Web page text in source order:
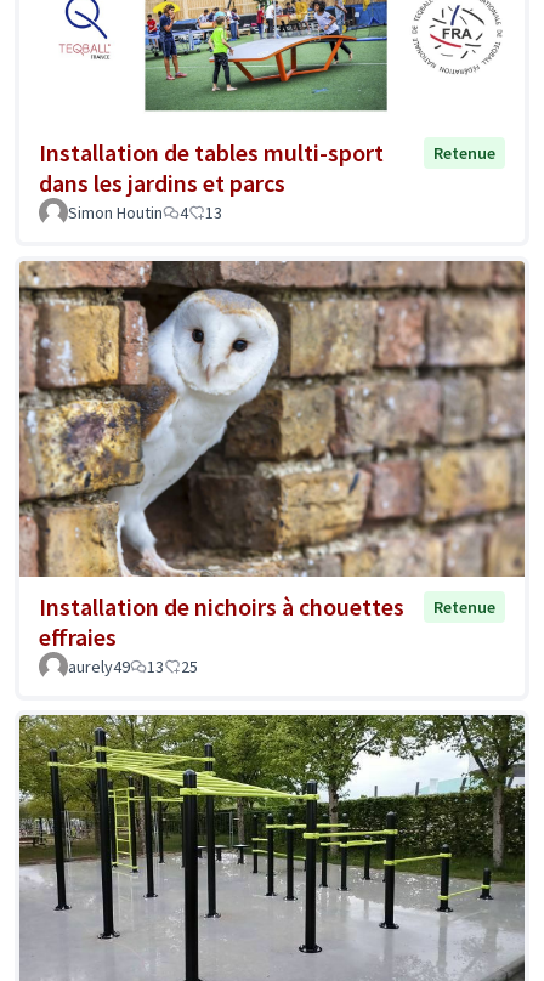
Installation de tables multi-sport
dans les jardins et parcs
Retenue
Simon Houtin 4 13
Installation de nichoirs à chouettes
effraies
Retenue
aurely49 13 25